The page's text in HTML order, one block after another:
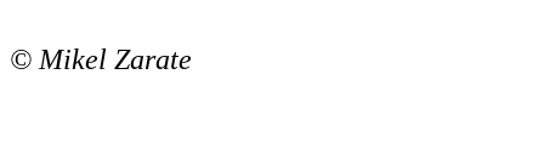
© Mikel Zarate